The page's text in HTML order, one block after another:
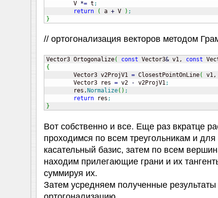
	V
*= t ;
return
( a + V ) ;
}
// ортогонализация векторов методом
Vector3 Ortogonalize( const Vector3& v1, const
{
Vector3 v2ProjV1 = ClosestPointOnLine(
	Vector3 res
= v2 - v2ProjV1;
	res.
Normalize( ) ;
return res ;
}
Вот собственно и все. Еще раз вкратце
проходимся по всем треугольникам и
касательный базис, затем по всем
находим прилегающие грани и их
суммируя их.
Затем усредняем полученные